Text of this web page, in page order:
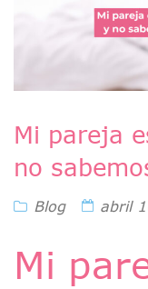
Mi pareja
no
Blog abril
Mi